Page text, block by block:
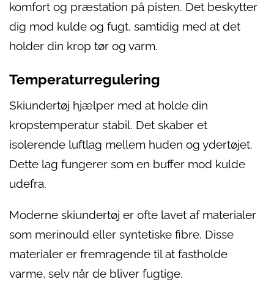
komfort og præstation på pisten. Det beskytter
dig mod kulde og fugt, samtidig med at det
holder din krop tør og varm.
Temperaturregulering
Skiundertøj hjælper med at holde din
kropstemperatur stabil. Det skaber et
isolerende luftlag mellem huden og ydertøjet.
Dette lag fungerer som en buffer mod kulde
udefra.
Moderne skiundertøj er ofte lavet af materialer
som merinould eller syntetiske fibre. Disse
materialer er fremragende til at fastholde
varme, selv når de bliver fugtige.